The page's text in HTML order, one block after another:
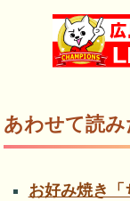
あわせて読み
お好み焼き